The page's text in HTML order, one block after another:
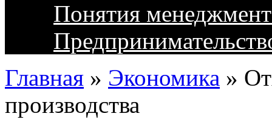
Понятия
Главная » Экономика »
производства